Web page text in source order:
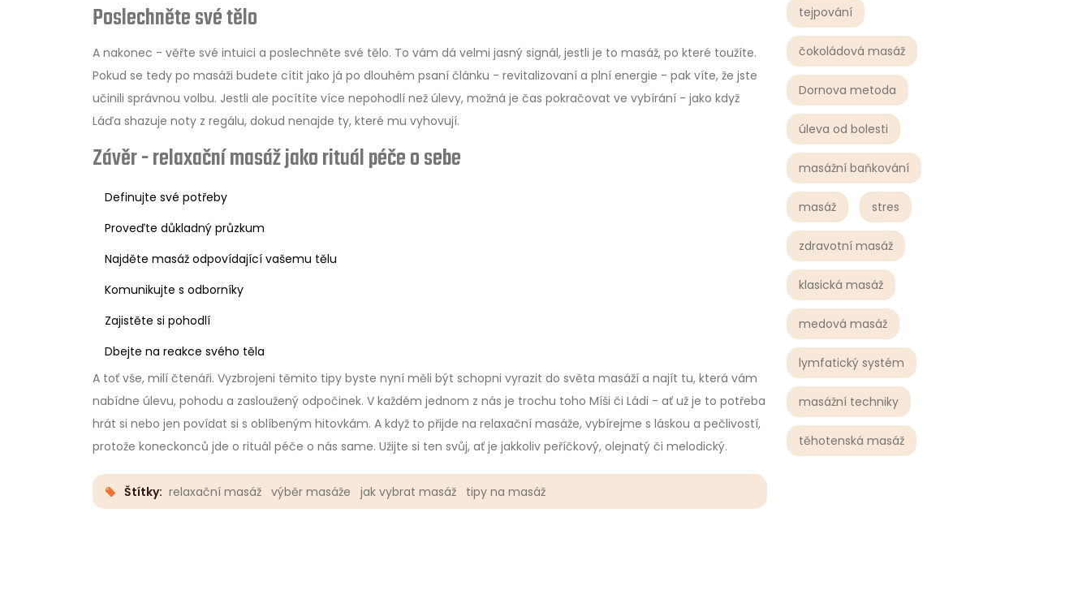
tejpování
čokoládová masáž
Dornova metoda
úleva od bolesti
masážní baňkování
masáž stres
zdravotní masáž
klasická masáž
medová masáž
lymfatický systém
masážní techniky
těhotenská masáž
Poslechněte své tělo
A nakonec - věřte své intuici a poslechněte své tělo. To vám dá velmi jasný signál, jestli je to masáž, po které toužíte.
Pokud se tedy po masáži budete cítit jako já po dlouhém psaní článku - revitalizovaní a plní energie - pak víte, že jste
učinili správnou volbu. Jestli ale pocítíte více nepohodlí než úlevy, možná je čas pokračovat ve vybírání - jako když
Láďa shazuje noty z regálu, dokud nenajde ty, které mu vyhovují.
Závěr - relaxační masáž jako rituál péče o sebe
Definujte své potřeby
Proveďte důkladný průzkum
Najděte masáž odpovídající vašemu tělu
Komunikujte s odborníky
Zajistěte si pohodlí
Dbejte na reakce svého těla
A toť vše, milí čtenáři. Vyzbrojeni těmito tipy byste nyní měli být schopni vyrazit do světa masáží a najít tu, která vám
nabídne úlevu, pohodu a zasloužený odpočinek. V každém jednom z nás je trochu toho Míši či Ládi - ať už je to potřeba
hrát si nebo jen povídat si s oblíbeným hitovkám. A když to přijde na relaxační masáže, vybírejme s láskou a pečlivostí,
protože koneckonců jde o rituál péče o nás same. Užijte si ten svůj, ať je jakkoliv peříčkový, olejnatý či melodický.
Štítky: relaxační masáž výběr masáže jak vybrat masáž tipy na masáž